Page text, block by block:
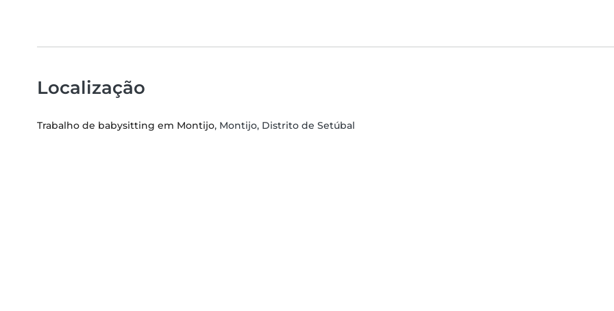
Localização
Trabalho de babysitting em Montijo, Montijo, Distrito de Setúbal